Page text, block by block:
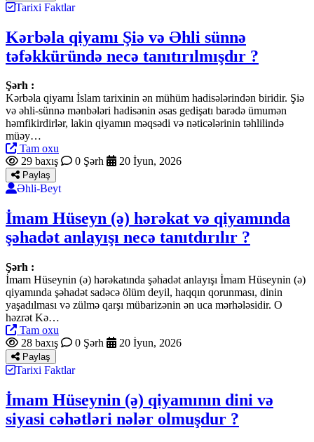
Tarixi Faktlar
Kərbəla qiyamı Şiə və Əhli sünnə
təfəkküründə necə tanıtırılmışdır ?
Şərh :
Kərbəla qiyamı İslam tarixinin ən mühüm hadisələrindən biridir. Şiə
və əhli-sünnə mənbələri hadisənin əsas gedişatı barədə ümumən
həmfikirdirlər, lakin qiyamın məqsədi və nəticələrinin təhlilində
müəy…
Tam oxu
29 baxış
0 Şərh 20 İyun, 2026
Paylaş
Əhli-Beyt
İmam Hüseyn (ə) hərəkat və qiyamında
şəhadət anlayışı necə tanıtdırılır ?
Şərh :
İmam Hüseynin (ə) hərəkatında şəhadət anlayışı İmam Hüseynin (ə)
qiyamında şəhadət sadəcə ölüm deyil, haqqın qorunması, dinin
yaşadılması və zülmə qarşı mübarizənin ən uca mərhələsidir. O
həzrət Kə…
Tam oxu
28 baxış
0 Şərh 20 İyun, 2026
Paylaş
Tarixi Faktlar
İmam Hüseynin (ə) qiyamının dini və
siyasi cəhətləri nələr olmuşdur ?